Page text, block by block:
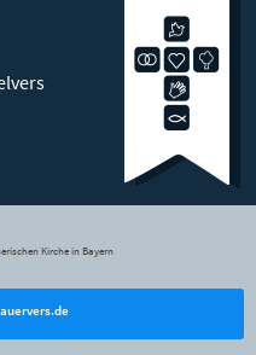
Kirche in Bayern